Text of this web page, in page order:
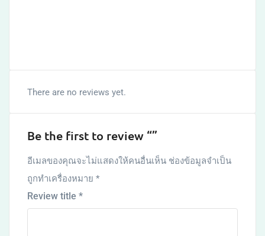
There are no reviews yet.
Be the first to review “”
อีเมลของคุณจะไม่แสดงให้คนอื่นเห็น ช่องข้อมูลจำเป็น
ถูกทำเครื่องหมาย *
Review title *